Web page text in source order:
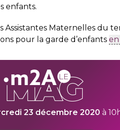
enfants.
Assistantes Maternelles du
pour la garde d’enfants
23 décembre 2020 à